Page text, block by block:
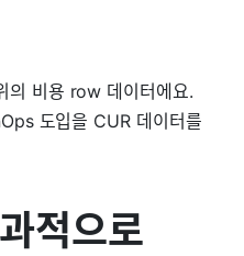
의 비용 row 데이터에요.
도입을 CUR 데이터를
적으로